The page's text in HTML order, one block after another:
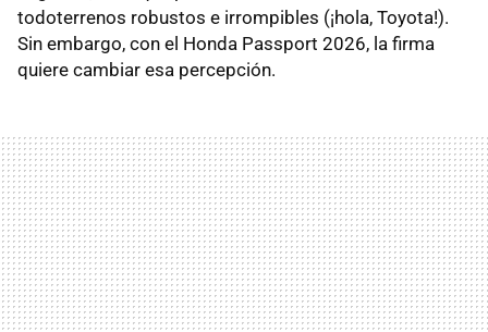
todoterrenos robustos e irrompibles (¡hola, Toyota!).
Sin embargo, con el Honda Passport 2026, la firma
quiere cambiar esa percepción.